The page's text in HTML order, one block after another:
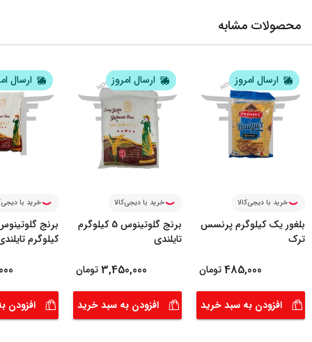
محصولات مشابه
ارسال امروز
خرید با دیجی‌کالا
بلغور یک کیلوگرم پرنسس
ترک
485,000 تومان
افزودن به سبد خرید
ارسال امروز
خرید با دیجی‌کالا
برنج گلوتینوس 5 کیلوگرم
تایلندی
3,450,000 تومان
افزودن به سبد خرید
ارسال
خرید با
برنج
کیلوگرم
افزودن